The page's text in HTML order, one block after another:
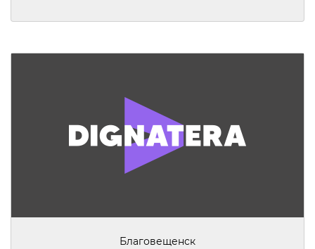
Благовещенск